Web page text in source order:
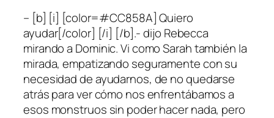
– [b] [i] [color=#CC858A] Quiero
ayudar[/color] [/i] [/b].- dijo Rebecca
mirando a Dominic. Vi como Sarah también la
mirada, empatizando seguramente con su
necesidad de ayudarnos, de no quedarse
atrás para ver cómo nos enfrentábamos a
esos monstruos sin poder hacer nada, pero